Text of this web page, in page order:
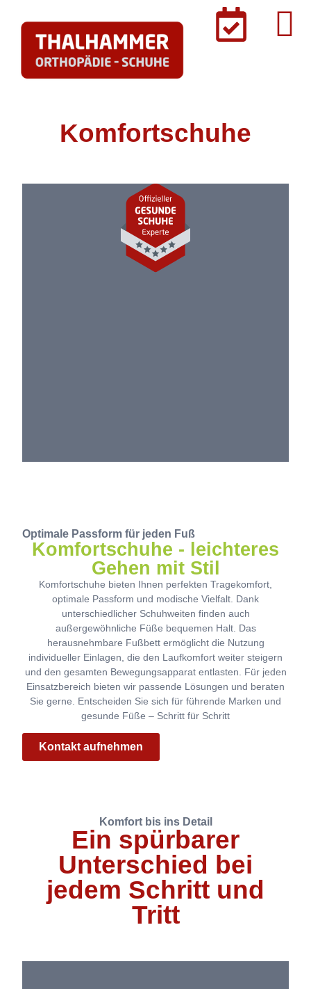
Komfortschuhe
Optimale Passform für jeden Fuß
Komfortschuhe - leichteres
Gehen mit Stil
Komfortschuhe bieten Ihnen perfekten Tragekomfort,
optimale Passform und modische Vielfalt. Dank
unterschiedlicher Schuhweiten finden auch
außergewöhnliche Füße bequemen Halt. Das
herausnehmbare Fußbett ermöglicht die Nutzung
individueller Einlagen, die den Laufkomfort weiter steigern
und den gesamten Bewegungsapparat entlasten. Für jeden
Einsatzbereich bieten wir passende Lösungen und beraten
Sie gerne. Entscheiden Sie sich für führende Marken und
gesunde Füße – Schritt für Schritt
Kontakt aufnehmen
Komfort bis ins Detail
Ein spürbarer
Unterschied bei
jedem Schritt und
Tritt